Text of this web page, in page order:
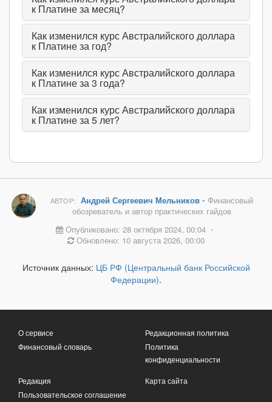
к Платине за месяц?
Как изменился курс Австралийского доллара
к Платине за год?
Как изменился курс Австралийского доллара
к Платине за 3 года?
Как изменился курс Австралийского доллара
к Платине за 5 лет?
АВТОР: Андрей Сергеевич Мельников• Финансовый
обозреватель и автор практических гайдов
Опубликовано: 28 октября 2024, 00:04 •
Обновлено: 10 августа 2026, 00:00
Источник данных: ЦБ РФ (Центральный банк Российской
Федерации).
О сервисе
Финансовый словарь
Редакционная политика
Политика
конфиденциальности
Редакция
Пользовательское соглашение
Карта сайта